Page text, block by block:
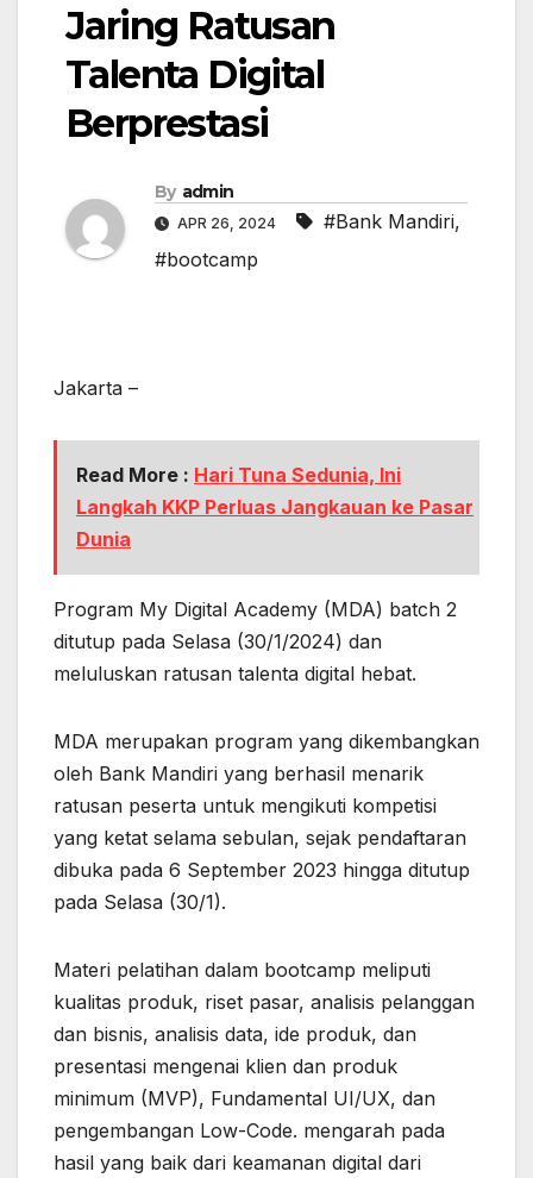
Jaring Ratusan
Talenta Digital
Berprestasi
By admin
APR 26, 2024 #Bank Mandiri,
#bootcamp
Jakarta –
Read More : Hari Tuna Sedunia, Ini
Langkah KKP Perluas Jangkauan ke Pasar
Dunia
Program My Digital Academy (MDA) batch 2
ditutup pada Selasa (30/1/2024) dan
meluluskan ratusan talenta digital hebat.
MDA merupakan program yang dikembangkan
oleh Bank Mandiri yang berhasil menarik
ratusan peserta untuk mengikuti kompetisi
yang ketat selama sebulan, sejak pendaftaran
dibuka pada 6 September 2023 hingga ditutup
pada Selasa (30/1).
Materi pelatihan dalam bootcamp meliputi
kualitas produk, riset pasar, analisis pelanggan
dan bisnis, analisis data, ide produk, dan
presentasi mengenai klien dan produk
minimum (MVP), Fundamental UI/UX, dan
pengembangan Low-Code. mengarah pada
hasil yang baik dari keamanan digital dari